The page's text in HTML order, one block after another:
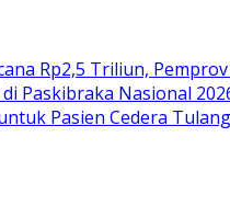
Rp2,5 Triliun,
Paskibraka Nasional
Pasien Cedera